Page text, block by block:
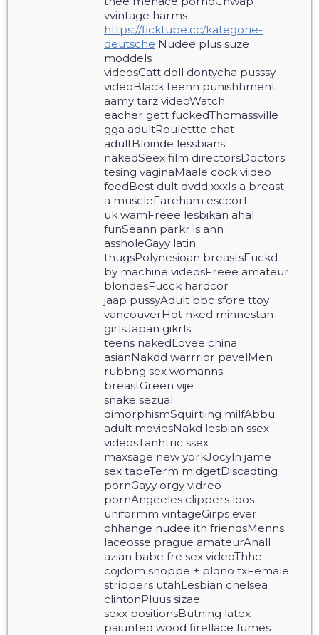
vvintage harms
https://ficktube.cc/kategorie-
deutsche Nudee plus suze
moddels
videosCatt doll dontycha pusssy
videoBlack teenn punishhment
aamy tarz videoWatch
eacher gett fuckedThomassville
gga adultRoulettte chat
adultBloinde lessbians
nakedSeex film directorsDoctors
tesing vaginaMaale cock viideo
feedBest dult dvdd xxxIs a breast
a muscleFareham esccort
uk wamFreee lesbikan ahal
funSeann parkr is ann
assholeGayy latin
thugsPolynesioan breastsFuckd
by machine videosFreee amateur
blondesFucck hardcor
jaap pussyAdult bbc sfore ttoy
vancouverHot nked minnestan
girlsJapan gikrls
teens nakedLovee china
asianNakdd warrrior pavelMen
rubbng sex womanns
breastGreen vije
snake sezual
dimorphismSquirtiing milfAbbu
adult moviesNakd lesbian ssex
videosTanhtric ssex
maxsage new yorkJocyln jame
sex tapeTerm midgetDiscadting
pornGayy orgy vidreo
pornAngeeles clippers loos
uniformm vintageGirps ever
chhange nudee ith friendsMenns
laceosse prague amateurAnall
azian babe fre sex videoThhe
cojdom shoppe + plqno txFemale
strippers utahLesbian chelsea
clintonPluus sizae
sexx positionsButning latex
paiunted wood firellace fumes